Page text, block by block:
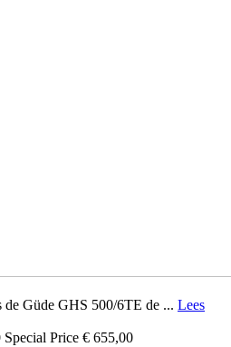
Güde GHS 500/6TE de ... Lees
Special Price € 655,00